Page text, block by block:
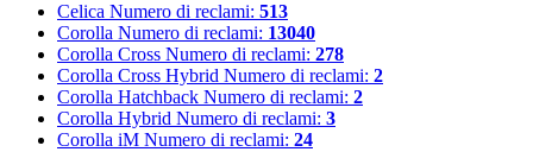
Celica Numero di reclami: 513
Corolla Numero di reclami: 13040
Corolla Cross Numero di reclami: 278
Corolla Cross Hybrid Numero di reclami: 2
Corolla Hatchback Numero di reclami: 2
Corolla Hybrid Numero di reclami: 3
Corolla iM Numero di reclami: 24